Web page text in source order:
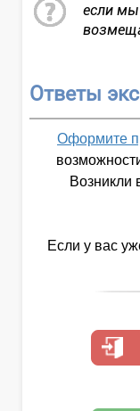
если
Ответы
Оформите
Возникли
Если у вас